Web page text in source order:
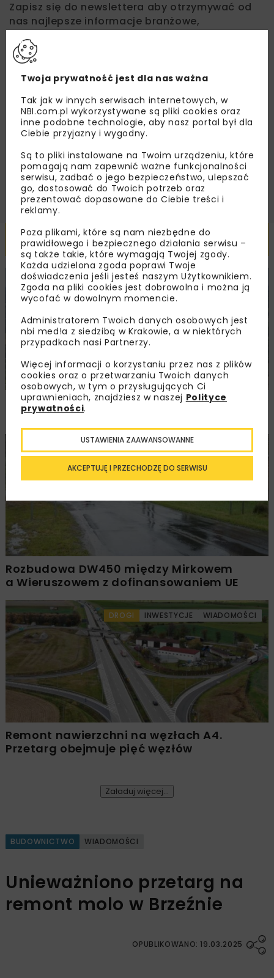
Zapisz się do newslettera aby otrzymywać od
nas najlepsze informacje branżowe,
dedykowane akcje specjalne.
Zapoznałam/em się zPolityką Prywatnościi
Regulaminem oraz wyrażam zgodę na otrzymywanie na
podany przeze mnie adres e-mail korespondencji
handlowej w postaci newslettera.
ZAPISZ MNIE
Powiązane artykuły
KOLEJ WIADOMOŚCI INWESTYCJE
PKP PLK ogłosiły przetarg na odcinek Gdów
– Szczyrzyc projektu Podłęże–Piekiełko
DROGI INWESTYCJE WIADOMOŚCI
Rozbudowa DW450 między Mirkowem
a Wieruszowem z dofinansowaniem UE
DROGI INWESTYCJE WIADOMOŚCI
Remont nawierzchni na węzłach A4.
Przetarg obejmuje pięć węzłów
Załaduj więcej...
BUDOWNICTWO WIADOMOŚCI
Unieważniono przetarg na
remont molo w Brzeźnie
OPUBLIKOWANO: 19.03.2025
Twoja prywatność jest dla nas ważna
Tak jak w innych serwisach internetowych, w
NBI.com.pl wykorzystywane są pliki cookies oraz
inne podobne technologie, aby nasz portal był dla
Ciebie przyjazny i wygodny.
Są to pliki instalowane na Twoim urządzeniu, które
pomagają nam zapewnić ważne funkcjonalności
serwisu, zadbać o jego bezpieczeństwo, ulepszać
go, dostosować do Twoich potrzeb oraz
prezentować dopasowane do Ciebie treści i
reklamy.
Poza plikami, które są nam niezbędne do
prawidłowego i bezpiecznego działania serwisu –
są także takie, które wymagają Twojej zgody.
Każda udzielona zgoda poprawi Twoje
doświadczenia jeśli jesteś naszym Użytkownikiem.
Zgoda na pliki cookies jest dobrowolna i można ją
wycofać w dowolnym momencie.
Administratorem Twoich danych osobowych jest
nbi med!a z siedzibą w Krakowie, a w niektórych
przypadkach nasi Partnerzy.
Więcej informacji o korzystaniu przez nas z plików
cookies oraz o przetwarzaniu Twoich danych
osobowych, w tym o przysługujących Ci
uprawnieniach, znajdziesz w naszej Polityce
prywatności.
AKCEPTUJĘ I PRZECHODZĘ DO SERWISU
USTAWIENIA ZAAWANSOWANNE